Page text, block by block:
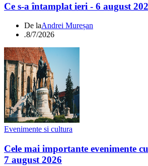
Ce s-a întamplat ieri - 6 august
De laAndrei Mureșan
.8/7/2026
Evenimente si cultura
Cele mai importante evenimente
7 august 2026